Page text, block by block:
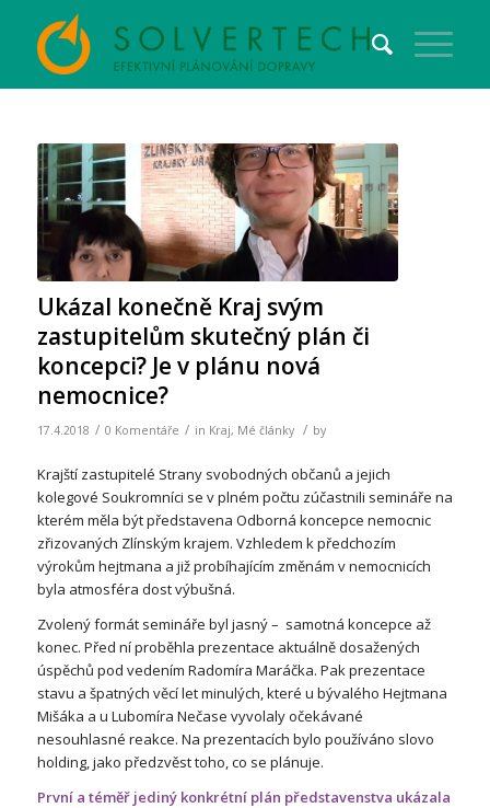
Ukázal konečně Kraj svým
zastupitelům skutečný plán či
koncepci? Je v plánu nová
nemocnice?
17.4.2018 / 0 Komentáře / in Kraj, Mé články / by
Krajští zastupitelé Strany svobodných občanů a jejich
kolegové Soukromníci se v plném počtu zúčastnili semináře na
kterém měla být představena Odborná koncepce nemocnic
zřizovaných Zlínským krajem. Vzhledem k předchozím
výrokům hejtmana a již probíhajícím změnám v nemocnicích
byla atmosféra dost výbušná.
Zvolený formát semináře byl jasný – samotná koncepce až
konec. Před ní proběhla prezentace aktuálně dosažených
úspěchů pod vedením Radomíra Maráčka. Pak prezentace
stavu a špatných věcí let minulých, které u bývalého Hejtmana
Mišáka a u Lubomíra Nečase vyvolaly očekávané
nesouhlasné reakce. Na prezentacích bylo používáno slovo
holding, jako předzvěst toho, co se plánuje.
První a téměř jediný konkrétní plán představenstva ukázala